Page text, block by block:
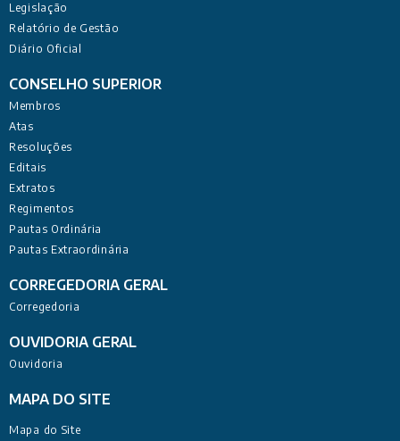
Legislação
Relatório de Gestão
Diário Oficial
CONSELHO SUPERIOR
Membros
Atas
Resoluções
Editais
Extratos
Regimentos
Pautas Ordinária
Pautas Extraordinária
CORREGEDORIA GERAL
Corregedoria
OUVIDORIA GERAL
Ouvidoria
MAPA DO SITE
Mapa do Site